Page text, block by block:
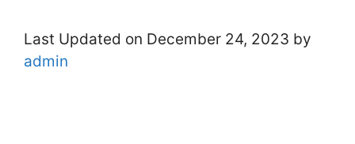
Last Updated on December 24, 2023 by
admin